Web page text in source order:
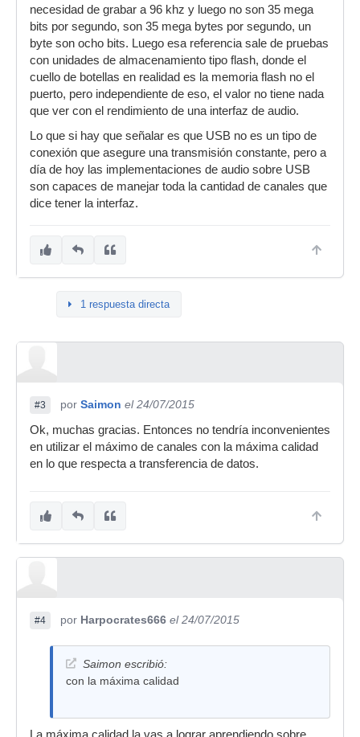
necesidad de grabar a 96 khz y luego no son 35 mega
bits por segundo, son 35 mega bytes por segundo, un
byte son ocho bits. Luego esa referencia sale de pruebas
con unidades de almacenamiento tipo flash, donde el
cuello de botellas en realidad es la memoria flash no el
puerto, pero independiente de eso, el valor no tiene nada
que ver con el rendimiento de una interfaz de audio.
Lo que si hay que señalar es que USB no es un tipo de
conexión que asegure una transmisión constante, pero a
día de hoy las implementaciones de audio sobre USB
son capaces de manejar toda la cantidad de canales que
dice tener la interfaz.
1 respuesta directa
#3 por Saimon el 24/07/2015
Ok, muchas gracias. Entonces no tendría inconvenientes
en utilizar el máximo de canales con la máxima calidad
en lo que respecta a transferencia de datos.
#4 por Harpocrates666 el 24/07/2015
Saimon escribió:
con la máxima calidad